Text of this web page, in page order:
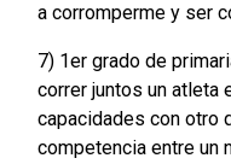
a corromperme y ser
7) 1er grado de
correr juntos un atleta
capacidades con otro
competencia entre un